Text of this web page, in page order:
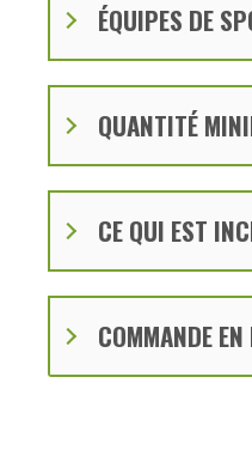
ÉQUIPES DE
QUANTITÉ
CE QUI EST
COMMANDE